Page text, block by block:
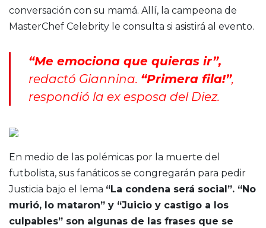
conversación con su mamá. Allí, la campeona de
MasterChef Celebrity le consulta si asistirá al evento.
“Me emociona que quieras ir”,
redactó Giannina. “Primera fila!”,
respondió la ex esposa del Diez.
En medio de las polémicas por la muerte del
futbolista, sus fanáticos se congregarán para pedir
Justicia bajo el lema “La condena será social”. “No
murió, lo mataron” y “Juicio y castigo a los
culpables” son algunas de las frases que se